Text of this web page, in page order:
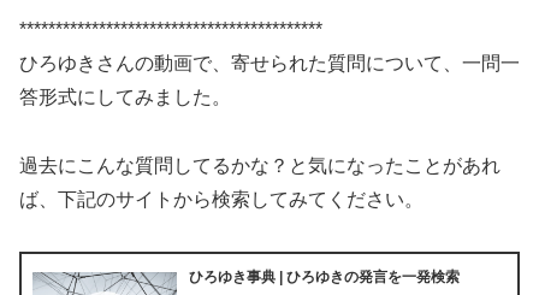
******************************************
ひろゆきさんの動画で、寄せられた質問について、一問一
答形式にしてみました。
過去にこんな質問してるかな？と気になったことがあれ
ば、下記のサイトから検索してみてください。
ひろゆき事典 | ひろゆきの発言を一発検索